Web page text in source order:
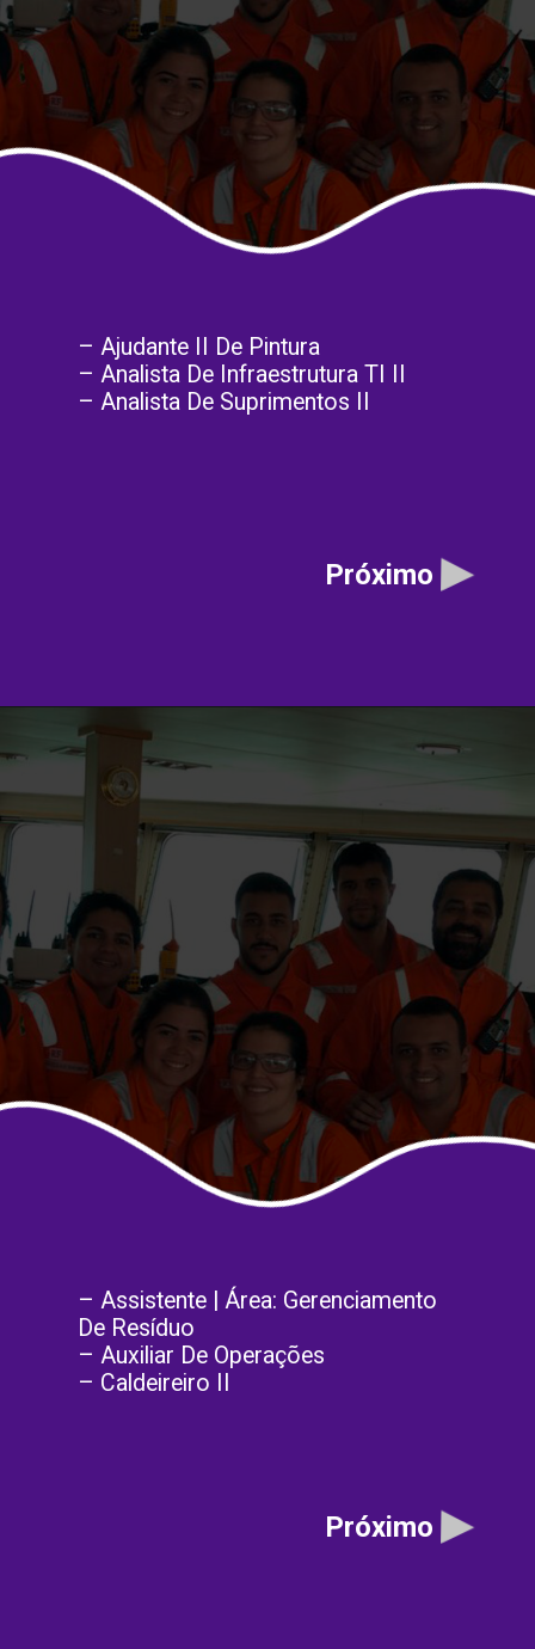
– Ajudante II De Pintura
– Analista De Infraestrutura TI II
– Analista De Suprimentos II
Próximo
– Assistente | Área: Gerenciamento
De Resíduo
– Auxiliar De Operações
– Caldeireiro II
Próximo